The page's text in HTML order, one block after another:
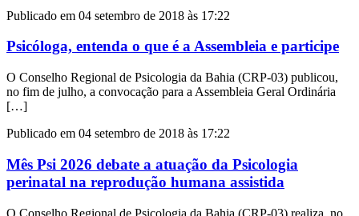
Publicado em 04 setembro de 2018 às 17:22
Psicóloga, entenda o que é a Assembleia e participe
O Conselho Regional de Psicologia da Bahia (CRP-03) publicou,
no fim de julho, a convocação para a Assembleia Geral Ordinária
[…]
Publicado em 04 setembro de 2018 às 17:22
Mês Psi 2026 debate a atuação da Psicologia
perinatal na reprodução humana assistida
O Conselho Regional de Psicologia da Bahia (CRP-03) realiza, no